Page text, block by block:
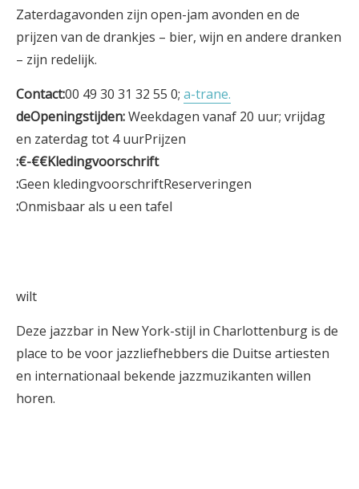
Zaterdagavonden zijn open-jam avonden en de
prijzen van de drankjes – bier, wijn en andere dranken
– zijn redelijk.
Contact:00 49 30 31 32 55 0; a-trane.
deOpeningstijden:Weekdagen vanaf 20 uur; vrijdag
en zaterdag tot 4 uurPrijzen
:€-€€Kledingvoorschrift
:Geen kledingvoorschriftReserveringen
:Onmisbaar als u een tafel
wilt
Deze jazzbar in New York-stijl in Charlottenburg is de
place to be voor jazzliefhebbers die Duitse artiesten
en internationaal bekende jazzmuzikanten willen
horen.